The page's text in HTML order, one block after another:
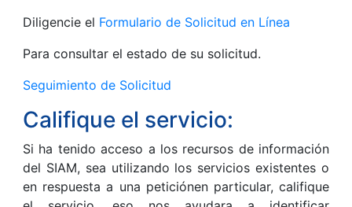
Diligencie el Formulario de Solicitud en Línea
Para consultar el estado de su solicitud.
Seguimiento de Solicitud
Califique el servicio:
Si ha tenido acceso a los recursos de información
del SIAM, sea utilizando los servicios existentes o
en respuesta a una peticiónen particular, califique